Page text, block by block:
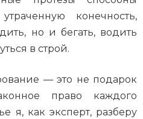
конечность,
но и бегать, водить
в строй.
— это не подарок
право каждого
я, как эксперт, разберу